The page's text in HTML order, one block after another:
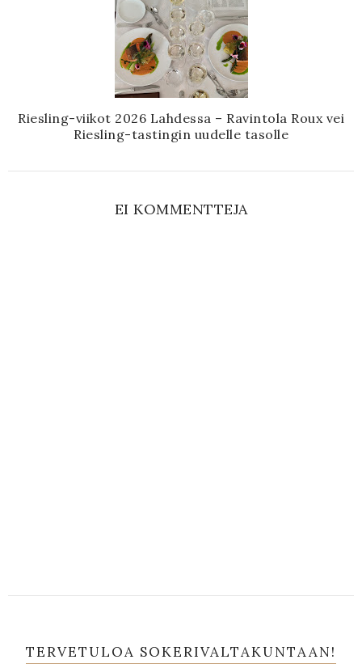
Riesling-viikot 2026 Lahdessa – Ravintola Roux vei
Riesling-tastingin uudelle tasolle
EI KOMMENTTEJA
TERVETULOA SOKERIVALTAKUNTAAN!